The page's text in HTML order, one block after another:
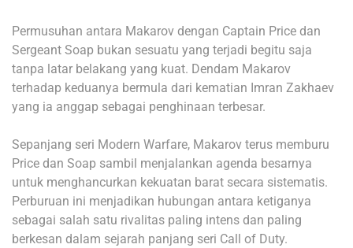
Permusuhan antara Makarov dengan Captain Price dan
Sergeant Soap bukan sesuatu yang terjadi begitu saja
tanpa latar belakang yang kuat. Dendam Makarov
terhadap keduanya bermula dari kematian Imran Zakhaev
yang ia anggap sebagai penghinaan terbesar.
Sepanjang seri Modern Warfare, Makarov terus memburu
Price dan Soap sambil menjalankan agenda besarnya
untuk menghancurkan kekuatan barat secara sistematis.
Perburuan ini menjadikan hubungan antara ketiganya
sebagai salah satu rivalitas paling intens dan paling
berkesan dalam sejarah panjang seri Call of Duty.